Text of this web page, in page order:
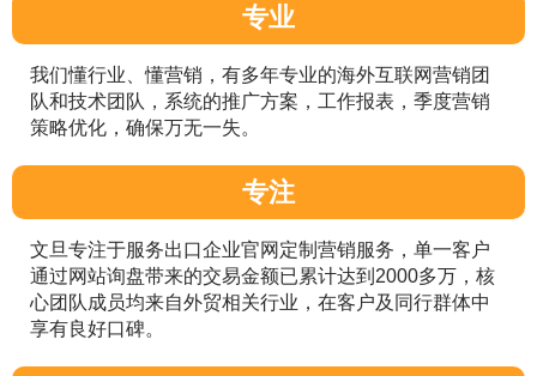
专业
我们懂行业、懂营销，有多年专业的海外互联网营销团
队和技术团队，系统的推广方案，工作报表，季度营销
策略优化，确保万无一失。
专注
文旦专注于服务出口企业官网定制营销服务，单一客户
通过网站询盘带来的交易金额已累计达到2000多万，核
心团队成员均来自外贸相关行业，在客户及同行群体中
享有良好口碑。